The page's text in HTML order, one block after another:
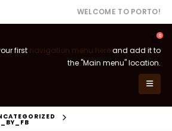
WELCOME TO PORTO!
0
first navigation menu hereand add it to
the "Main menu" location.